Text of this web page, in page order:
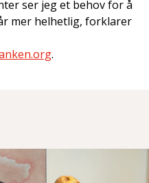
ser jeg et behov for å
mer helhetlig, forklarer
.